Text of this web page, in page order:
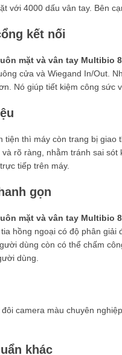
với 4000 dấu vân tay. Bên
kết nối
mặt và vân tay Multibio
cửa và Wiegand In/Out.
Nó giúp tiết kiệm công sức
tiện thì máy còn trang bị
rõ ràng, nhằm tránh sai
tiếp trên máy.
gọn
mặt và vân tay Multibio
hồng ngoại có độ phân
dùng còn có thể chấm
dùng.
camera màu chuyên
khác